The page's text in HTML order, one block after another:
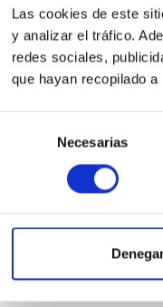
Las cookies de este
y analizar el tráfico.
redes sociales,
que hayan recopilado
Necesarias
y
Mk1
establecer una
de la astrofísica,
y mantenimiento del
(Mk1),